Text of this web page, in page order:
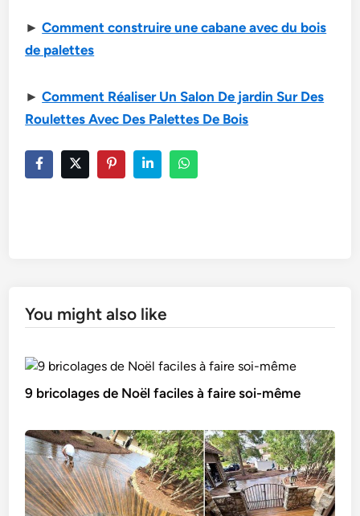
►Comment construire une cabane avec du bois
de palettes
►Comment Réaliser Un Salon De jardin Sur Des
Roulettes Avec Des Palettes De Bois
You might also like
9 bricolages de Noël faciles à faire soi-même